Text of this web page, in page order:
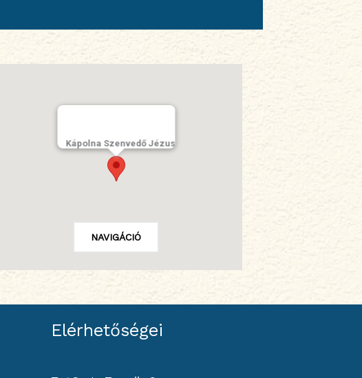
Kápolna Szenvedő Jézus
NAVIGÁCIÓ
Elérhetőségei